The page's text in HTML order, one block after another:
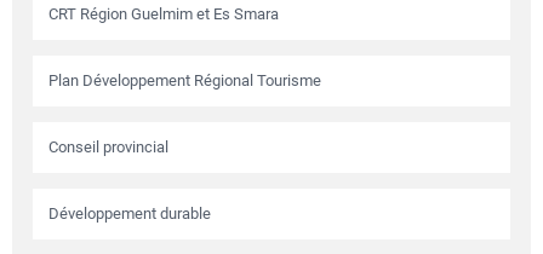
CRT Région Guelmim et Es Smara
Plan Développement Régional Tourisme
Conseil provincial
Développement durable